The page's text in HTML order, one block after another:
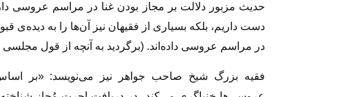
حدیث مزبور دلالت بر مجاز بودن غنا در مراسم عروسی
دست داریم، بلکه بسیاری از فقیهان نیز آن‌ها را به دیده‌ی
در مراسم عروسی داده‌اند. (برگردید به آنچه از قول مجلسی
فقیه بزرگ شیخ صاحب جواهر نیز می‌نویسد: «بر